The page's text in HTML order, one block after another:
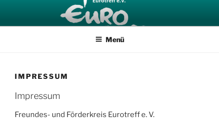
springen
Menü
IMPRESSUM
Impressum
Freundes- und Förderkreis Eurotreff e. V.